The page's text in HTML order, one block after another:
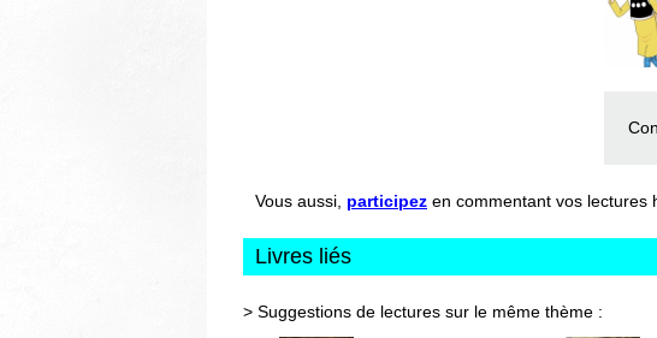
Vous aussi, participez en commentant vos lectures
Livres liés
> Suggestions de lectures sur le même thème :